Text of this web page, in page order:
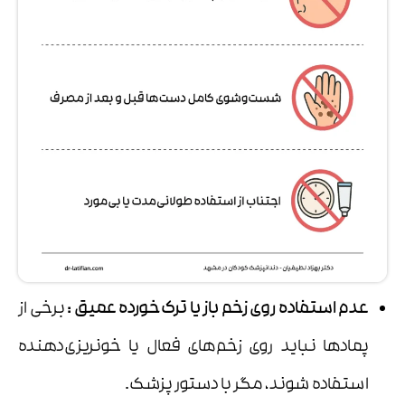
عدم استفاده روی زخم باز یا ترک‌خورده عمیق:برخی از
پمادها نباید روی زخم‌های فعال یا خونریزی‌دهنده
استفاده شوند، مگر با دستور پزشک.